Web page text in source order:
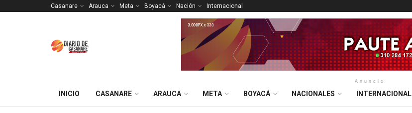
Casanare Arauca Meta Boyacá Nación Internacional
Anuncio
INICIO CASANARE ARAUCA META BOYACÁ NACIONALES INTERNACIONAL